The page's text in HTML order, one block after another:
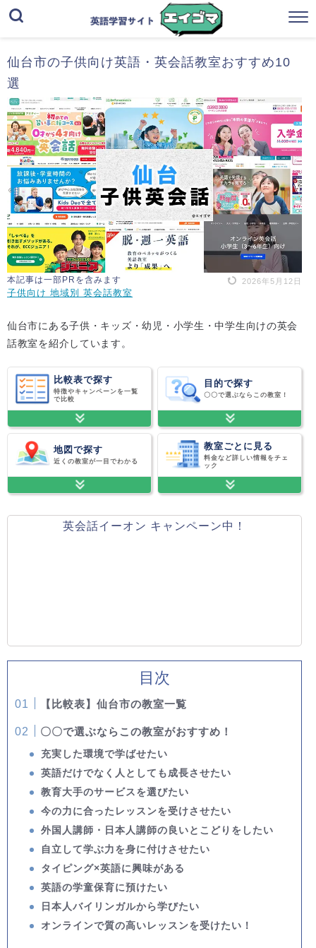
仙台市の子供向け英語・英会話教室おすすめ10
選
本記事は一部PRを含みます 2026年5月12日
子供向け 地域別 英会話教室
仙台市にある子供・キッズ・幼児・小学生・中学生向けの英会
話教室を紹介しています。
比較表で探す
特徴やキャンペーンを一覧
で比較
目的で探す
〇〇で選ぶならこの教室！
地図で探す
近くの教室が一目でわかる
教室ごとに見る
料金など詳しい情報をチェ
ック
英会話イーオン キャンペーン中！
目次
【比較表】仙台市の教室一覧
〇〇で選ぶならこの教室がおすすめ！
充実した環境で学ばせたい
英語だけでなく人としても成長させたい
教育大手のサービスを選びたい
今の力に合ったレッスンを受けさせたい
外国人講師・日本人講師の良いとこどりをしたい
自立して学ぶ力を身に付けさせたい
タイピング×英語に興味がある
英語の学童保育に預けたい
日本人バイリンガルから学びたい
オンラインで質の高いレッスンを受けたい！